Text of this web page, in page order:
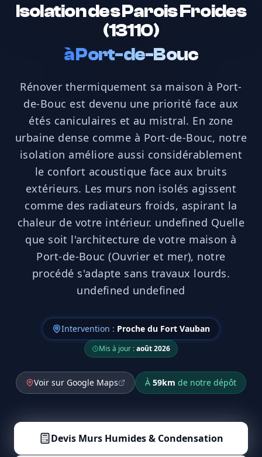
Isolation des Parois Froides
(13110)
àPort-de-Bouc
Rénover thermiquement sa maison à Port-
de-Bouc est devenu une priorité face aux
étés caniculaires et au mistral. En zone
urbaine dense comme à Port-de-Bouc, notre
isolation améliore aussi considérablement
le confort acoustique face aux bruits
extérieurs. Les murs non isolés agissent
comme des radiateurs froids, aspirant la
chaleur de votre intérieur. undefined Quelle
que soit l'architecture de votre maison à
Port-de-Bouc (Ouvrier et mer), notre
procédé s'adapte sans travaux lourds.
undefined undefined
Intervention : Proche du Fort Vauban
Mis à jour :août 2026
Voir sur Google Maps À 59km de notre dépôt
Devis Murs Humides & Condensation